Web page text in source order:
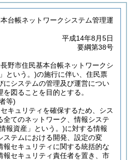
台帳ネットワークシステム管理運
平成14年8月5日
要綱第38号
野市住民基本台帳ネットワークシ
という。)の施行に伴い、住民票
にシステムの管理及び運営につい
図ることを目的とする。
等)
キュリティを確保するため、シス
全てのネットワーク、情報システ
報資産」という。)に対する情報
ステムにおける開発、設定の変
報セキュリティに関する統括的な
報セキュリティ責任者を置き、市